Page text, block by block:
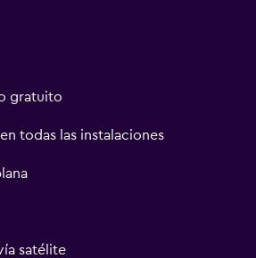
gratuito
todas las instalaciones
satélite